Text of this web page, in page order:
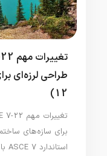
طراحی لرزه‌ای
12)